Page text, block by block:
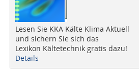
Lesen Sie KKA Kälte Klima Aktuell
und sichern Sie sich das
Lexikon Kältetechnik gratis dazu!
Details